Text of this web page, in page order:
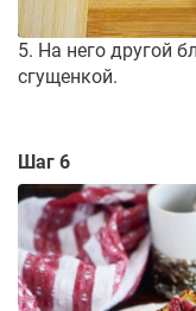
5. На него другой
сгущенкой.
Шаг 6